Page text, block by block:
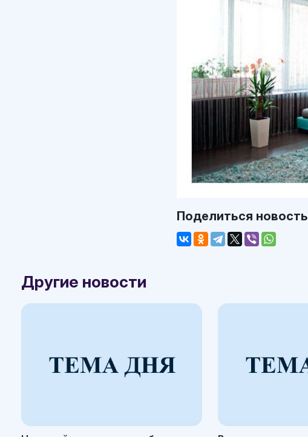
Поделиться
Другие новости